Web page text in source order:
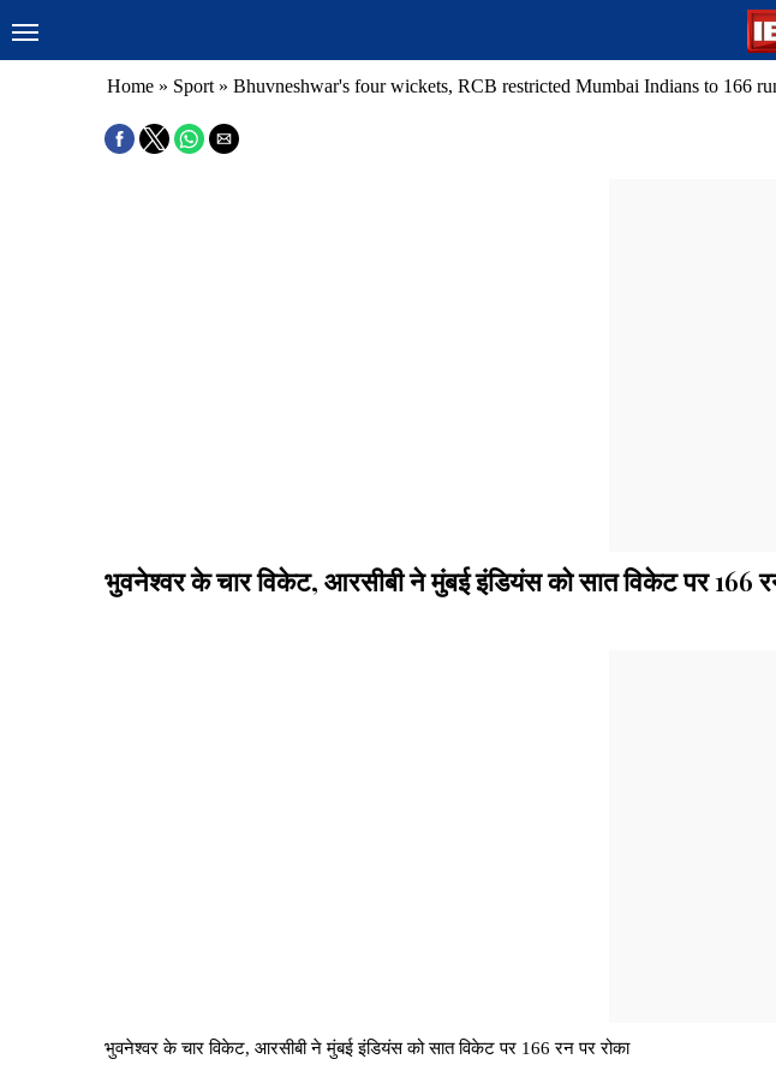
Home » Sport » Bhuvneshwar's four wickets, RCB restricted Mumbai Indians to 166
भुवनेश्वर के चार विकेट, आरसीबी ने मुंबई इंडियंस को सात विकेट पर 166
भुवनेश्वर के चार विकेट, आरसीबी ने मुंबई इंडियंस को सात विकेट पर 166 रन पर रोका